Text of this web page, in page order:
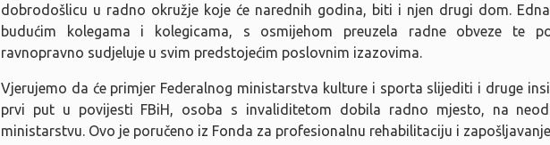
dobrodošlicu u radno okružje koje će narednih godina, biti i njen drugi dom.
budućim kolegama i kolegicama, s osmijehom preuzela radne obveze te
ravnopravno sudjeluje u svim predstojećim poslovnim izazovima.
Vjerujemo da će primjer Federalnog ministarstva kulture i sporta slijediti i druge
prvi put u povijesti FBiH, osoba s invaliditetom dobila radno mjesto, na
ministarstvu. Ovo je poručeno iz Fonda za profesionalnu rehabilitaciju i